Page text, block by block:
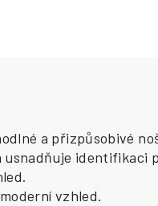
a přizpůsobivé
identifikaci
vzhled.